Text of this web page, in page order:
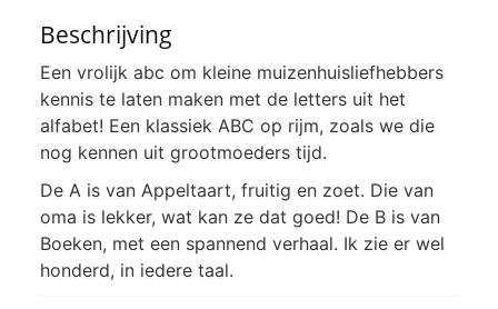
Beschrijving
Een vrolijk abc om kleine muizenhuisliefhebbers
kennis te laten maken met de letters uit het
alfabet! Een klassiek ABC op rijm, zoals we die
nog kennen uit grootmoeders tijd.
De A is van Appeltaart, fruitig en zoet. Die van
oma is lekker, wat kan ze dat goed! De B is van
Boeken, met een spannend verhaal. Ik zie er wel
honderd, in iedere taal.